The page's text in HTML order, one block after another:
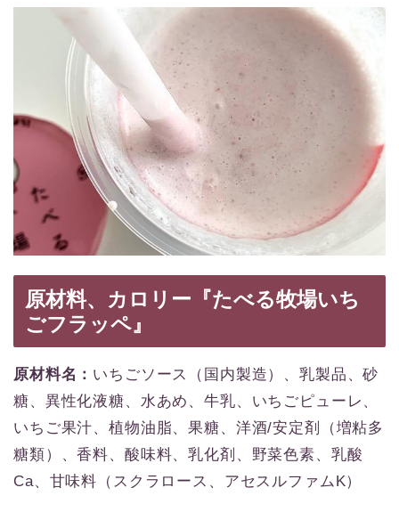
原材料、カロリー『たべる牧場いち
ごフラッペ』
原材料名： いちごソース（国内製造）、乳製品、砂
糖、異性化液糖、水あめ、牛乳、いちごピューレ、
いちご果汁、植物油脂、果糖、洋酒/安定剤（増粘多
糖類）、香料、酸味料、乳化剤、野菜色素、乳酸
Ca、甘味料（スクラロース、アセスルファムK）